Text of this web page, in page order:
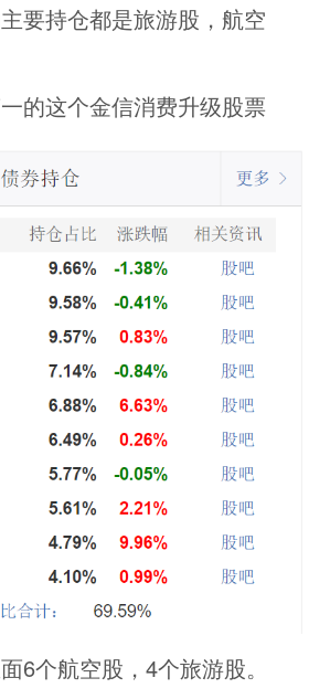
要持仓都是旅游股，航空
的这个金信消费升级股票
6个航空股，4个旅游股。